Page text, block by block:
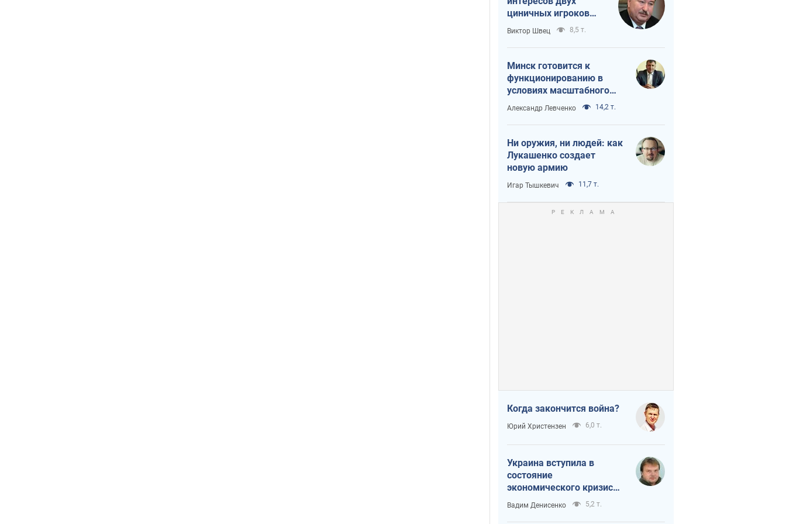
циничных игроков
или тайный план
Трампа и Путина?
Виктор Швец 8,5 т.
Минск готовится к
функционированию в
условиях масштабного
военного кризиса
Александр Левченко 14,2 т.
Ни оружия, ни людей: как
Лукашенко создает
новую армию
Игар Тышкевич 11,7 т.
Когда закончится война?
Юрий Христензен 6,0 т.
Украина вступила в
состояние
экономического кризиса.
Есть ли свет в конце
туннеля?
Вадим Денисенко 5,2 т.